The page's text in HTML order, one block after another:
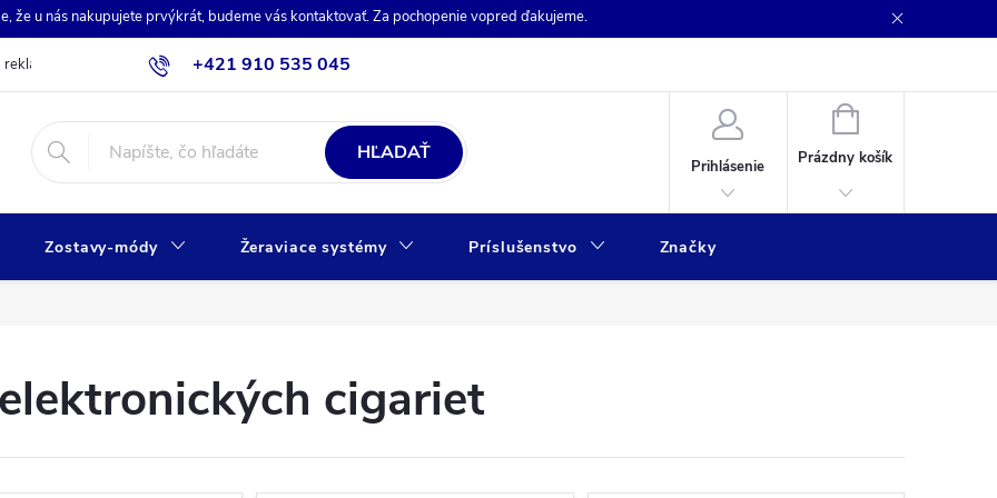
že u nás nakupujete prvýkrát, budeme vás kontaktovať. Za pochopenie vopred ďakujeme.
+421 910 535 045
Obchodné podmienky Ochrana osobných údajov
HĽADAŤ
Prihlásenie
NÁKUPNÝ
KOŠÍK
Prázdny košík
Zostavy-módy Žeraviace systémy Príslušenstvo Značky
cigariet